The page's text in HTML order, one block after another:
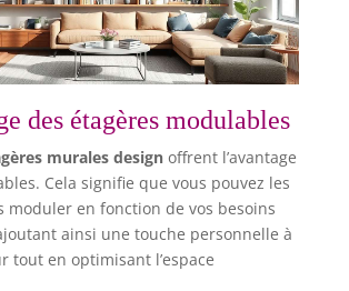
des étagères modulables
murales designoffrent l’avantage
Cela signifie que vous pouvez les
moduler en fonction de vos besoins
ainsi une touche personnelle à
tout en optimisant l’espace